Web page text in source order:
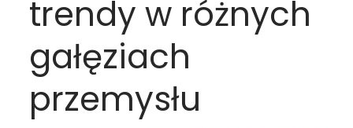
trendy w różnych
gałęziach
przemysłu